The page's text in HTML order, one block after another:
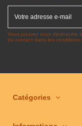
Vous pouvez vous désinscrire
de contact dans les conditions
Catégories